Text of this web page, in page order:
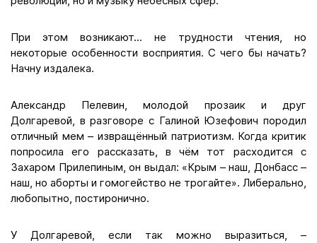
При этом возникают... не трудности чтения, но
некоторые особенности восприятия. С чего бы начать?
Начну издалека.
Александр Пелевин, молодой прозаик и друг
Долгаревой, в разговоре с Галиной Юзефович породил
отличный мем – извращённый патриотизм. Когда критик
попросила его рассказать, в чём тот расходится с
Захаром Прилепиным, он выдал: «Крым – наш, Донбасс –
наш, но аборты и гомогейство не трогайте». Либерально,
любопытно, постиронично.
У Долгаревой, если так можно выразиться, –